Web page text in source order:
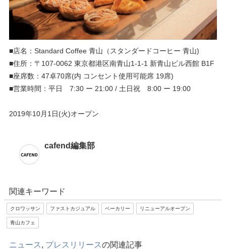
■店名：Standard Coffee 青山（スタンダードコーヒー 青山)
■住所：〒107-0062 東京都港区南青山1-1-1 新青山ビル西館 B1F
■座席数：47卓70席(内 コンセント使用可能席 19席)
■営業時間：平日 7:30 ー 21:00 / 土日祝 8:00 ー 19:00
2019年10月1日(火)オープン
cafend編集部
関連キーワード
クロワッサン ファストカジュアル ベーカリー リニューアルオープン
青山カフェ
ニュース プレスリリースの関連記事